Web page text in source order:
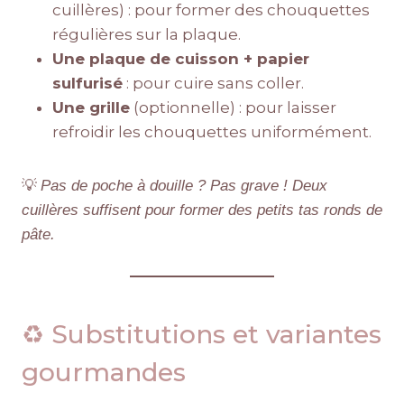
cuillères) : pour former des chouquettes
régulières sur la plaque.
Une plaque de cuisson + papier
sulfurisé : pour cuire sans coller.
Une grille (optionnelle) : pour laisser
refroidir les chouquettes uniformément.
💡 Pas de poche à douille ? Pas grave ! Deux
cuillères suffisent pour former des petits tas ronds de
pâte.
♻️ Substitutions et variantes
gourmandes